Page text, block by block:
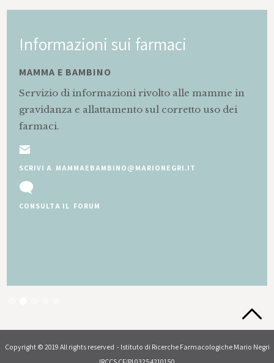
Informazioni sui farmaci
MAMMA E BAMBINO
Servizio di informazioni rivolto alle mamme in
gravidanza e allattamento sul corretto uso dei
farmaci.
SCRIVI A MAMMAEBAMBINO@MARIONEGRI.IT
CONSULTA IL FORUM
Copyright © 2019 All rights reserved - Istituto di Ricerche Farmacologiche Mario Negri